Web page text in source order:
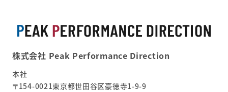
株式会社 Peak Performance Direction
本社
〒154-0021東京都世田谷区豪徳寺1-9-9